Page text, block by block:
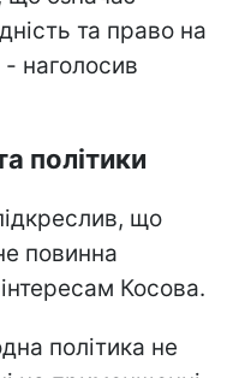
та право на
наголосив
політики
що
повинна
Косова.
політика не